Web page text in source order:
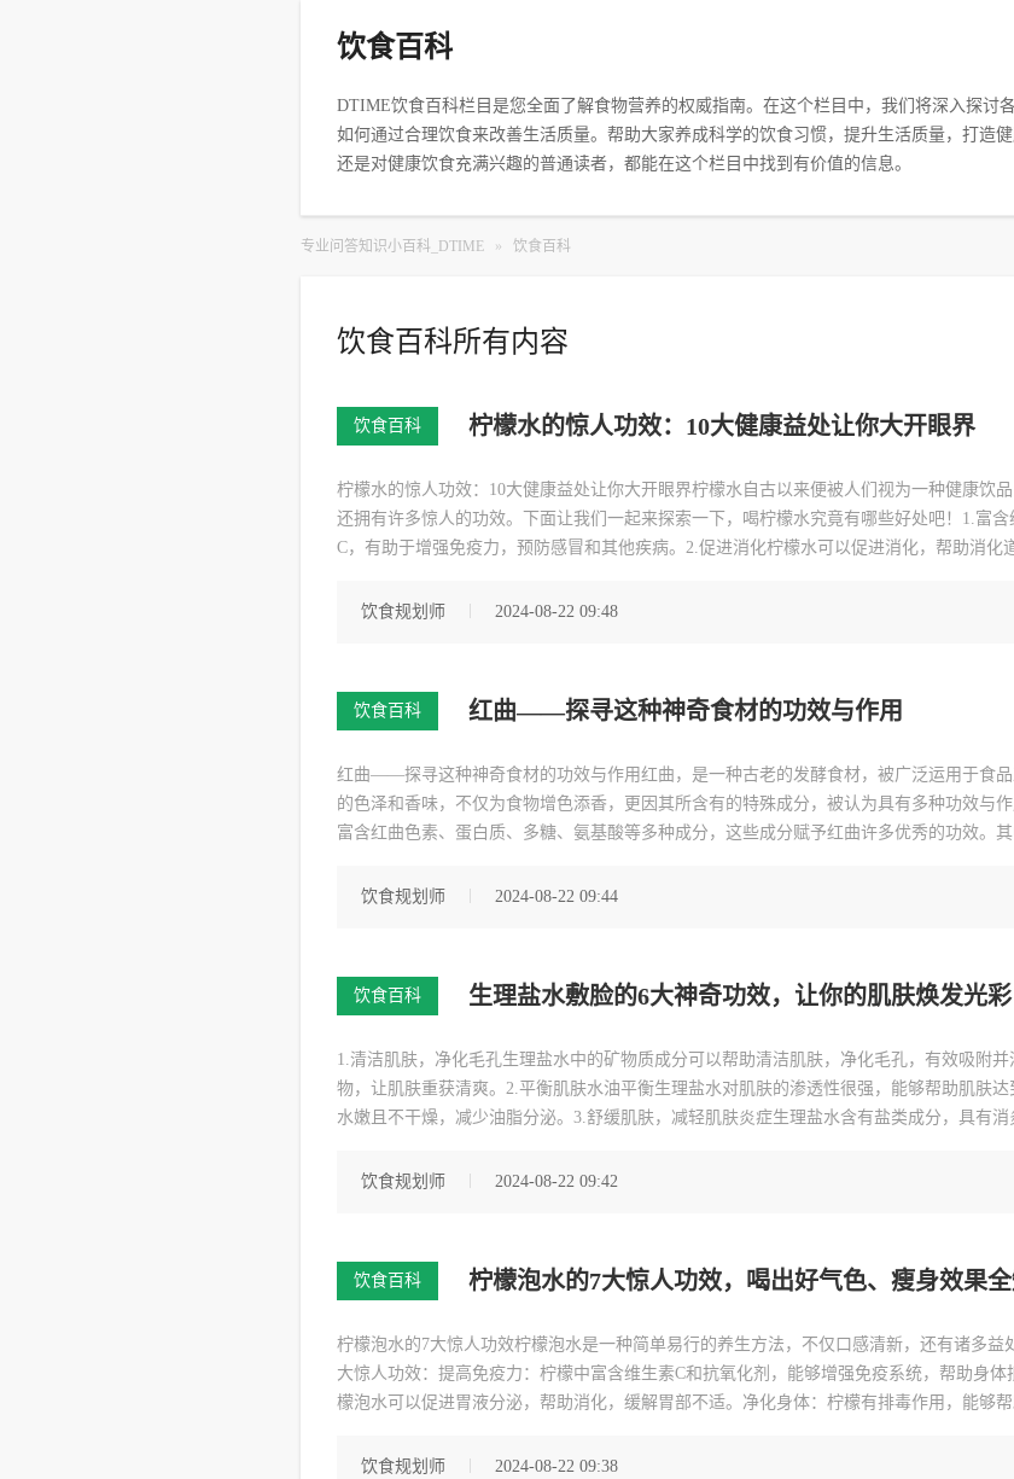
饮食百科
DTIME饮食百科栏目是您全面了解食物营养的权威指南。在这个栏目中，我们将深入探讨
如何通过合理饮食来改善生活质量。帮助大家养成科学的饮食习惯，提升生活质量，打造
还是对健康饮食充满兴趣的普通读者，都能在这个栏目中找到有价值的信息。
专业问答知识小百科_DTIME» 饮食百科
饮食百科所有内容
饮食百科 柠檬水的惊人功效：10大健康益处让你大开眼界
柠檬水的惊人功效：10大健康益处让你大开眼界柠檬水自古以来便被人们视为一种健康饮品
还拥有许多惊人的功效。下面让我们一起来探索一下，喝柠檬水究竟有哪些好处吧！1.富
C，有助于增强免疫力，预防感冒和其他疾病。2.促进消化柠檬水可以促进消化，帮助消化
饮食规划师
2024-08-22 09:48
饮食百科 红曲——探寻这种神奇食材的功效与作用
红曲——探寻这种神奇食材的功效与作用红曲，是一种古老的发酵食材，被广泛运用于食
的色泽和香味，不仅为食物增色添香，更因其所含有的特殊成分，被认为具有多种功效与
富含红曲色素、蛋白质、多糖、氨基酸等多种成分，这些成分赋予红曲许多优秀的功效。
曲的其他作用
饮食规划师 2024-08-22 09:44
饮食百科 生理盐水敷脸的6大神奇功效，让你的肌肤焕发光彩
1.清洁肌肤，净化毛孔生理盐水中的矿物质成分可以帮助清洁肌肤，净化毛孔，有效吸附
物，让肌肤重获清爽。2.平衡肌肤水油平衡生理盐水对肌肤的渗透性很强，能够帮助肌肤
水嫩且不干燥，减少油脂分泌。3.舒缓肌肤，减轻肌肤炎症生理盐水含有盐类成分，具有
饮食规划师
2024-08-22 09:42
饮食百科 柠檬泡水的7大惊人功效，喝出好气色、瘦身效果全
柠檬泡水的7大惊人功效柠檬泡水是一种简单易行的养生方法，不仅口感清新，还有诸多益
大惊人功效：提高免疫力：柠檬中富含维生素C和抗氧化剂，能够增强免疫系统，帮助身
檬泡水可以促进胃液分泌，帮助消化，缓解胃部不适。净化身体：柠檬有排毒作用，能够
饮食规划师
2024-08-22 09:38